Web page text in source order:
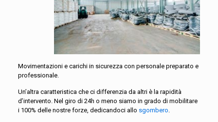
Movimentazioni e carichi in sicurezza con personale preparato e
professionale.
Un’altra caratteristica che ci differenzia da altri è la rapidità
d’intervento. Nel giro di 24h o meno siamo in grado di mobilitare
i 100% delle nostre forze, dedicandoci allo sgombero.